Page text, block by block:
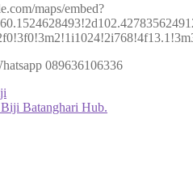
maps/embed?
089636106336
Batanghari Hub.